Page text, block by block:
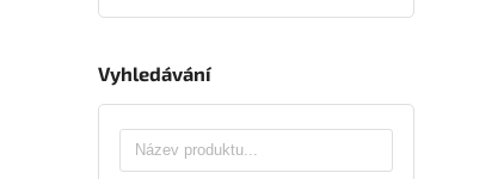
Vyhledávání